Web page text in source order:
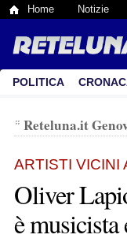
Home Notizie
POLITICA
Reteluna.it
ARTISTI VICINI
Oliver
è